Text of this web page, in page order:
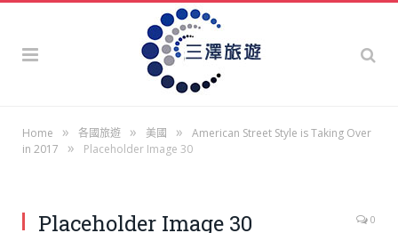
Home » 各國旅遊 » 美國 »
American Street Style is Taking Over
in 2017
» Placeholder Image 30
Placeholder Image 30 0